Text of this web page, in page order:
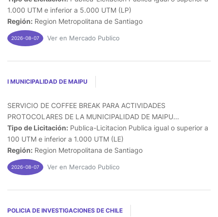
1.000 UTM e inferior a 5.000 UTM (LP)
Región: Region Metropolitana de Santiago
2026-08-07 Ver en Mercado Publico
I MUNICIPALIDAD DE MAIPU
SERVICIO DE COFFEE BREAK PARA ACTIVIDADES
PROTOCOLARES DE LA MUNICIPALIDAD DE MAIPU...
Tipo de Licitación: Publica-Licitacion Publica igual o superior a
100 UTM e inferior a 1.000 UTM (LE)
Región: Region Metropolitana de Santiago
2026-08-07 Ver en Mercado Publico
POLICIA DE INVESTIGACIONES DE CHILE